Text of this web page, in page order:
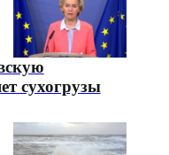
сухогрузы